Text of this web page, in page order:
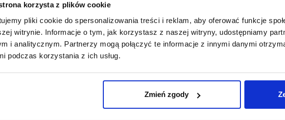
korzysta z plików cookie
pliki cookie do spersonalizowania treści i reklam, aby oferować funkcje
witrynie. Informacje o tym, jak korzystasz z naszej witryny, udostępniamy
i analitycznym. Partnerzy mogą połączyć te informacje z innymi danymi
podczas korzystania z ich usług.
Zmień zgody
Pamiętaj, że raport to nie wyrok – jego rolą jest wskazanie
zasady poprawnego cytowania i unikać kopiowania fragmentów
Co wpływa na wynik?
Na wynik badania antyplagiatowego wpływa kilka rzeczy. System
zmiany, takie jak dzielenie wyrazów mikrospacjami czy zmiany
każdy znaleziony podobny fragment to od razu plagiat. Na
(np. z aktów prawnych) nie są za niego uznawane. Dlatego też tak